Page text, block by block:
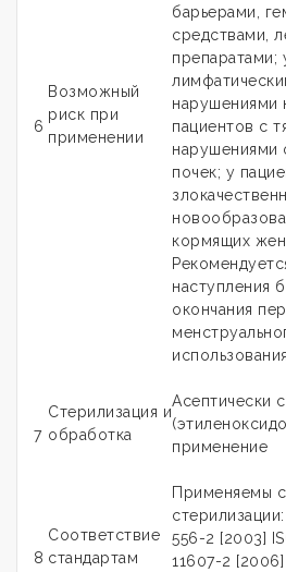
6
Возможный
риск при
применении
барьерами,
средствами,
препаратами;
нарушениями
пациентов с
нарушениями
почек; у
кормящих
наступления
окончания
7
Стерилизация и
обработка
Асептически
применение
8
Соответствие
стандартам
Применяемы
556-2 [2003]
11607-2 [2006]